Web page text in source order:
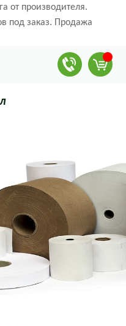
от производителя.
под заказ. Продажа